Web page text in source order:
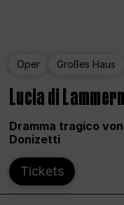
Oper Großes Haus
Lucia di
Dramma tragico
Donizetti
Tickets